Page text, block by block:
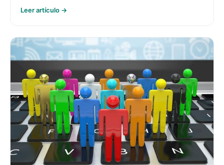
Leer artículo →